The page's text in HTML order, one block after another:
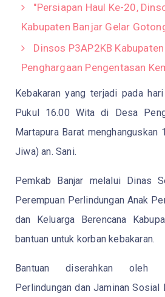
"Persiapan Haul Ke-20,
Kabupaten Banjar Gelar
Dinsos P3AP2KB
Penghargaan Pengentasan
Kebakaran yang terjadi pada
Pukul 16.00 Wita di Desa
Martapura Barat menghanguskan
Jiwa) an. Sani.
Pemkab Banjar melalui Dinas
Perempuan Perlindungan Anak
dan Keluarga Berencana
bantuan untuk korban kebakaran.
Bantuan diserahkan oleh
Perlindungan dan Jaminan